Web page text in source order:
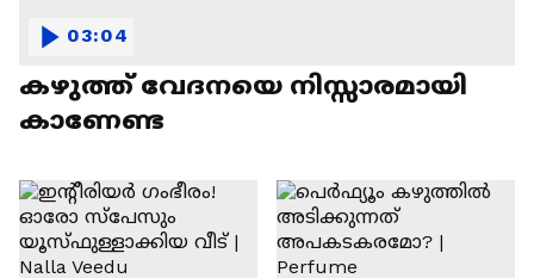
കഴുത്ത് വേദനയെ നിസ്സാരമായി
കാണേണ്ട
03:04